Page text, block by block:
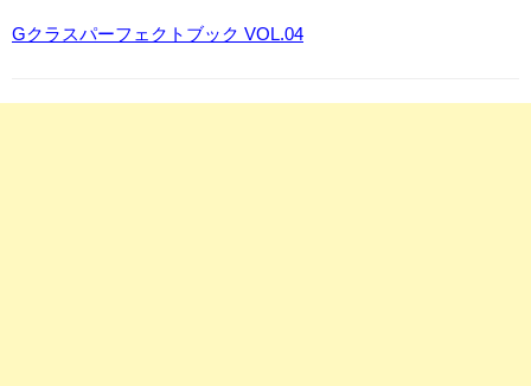
Gクラスパーフェクトブック VOL.04